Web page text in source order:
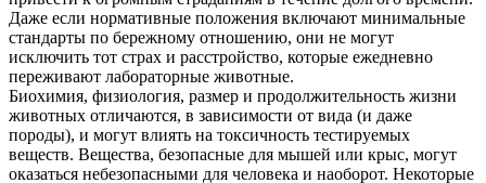
Даже если нормативные положения включают минимальные
стандарты по бережному отношению, они не могут
исключить тот страх и расстройство, которые ежедневно
переживают лабораторные животные.
Биохимия, физиология, размер и продолжительность жизни
животных отличаются, в зависимости от вида (и даже
породы), и могут влиять на токсичность тестируемых
веществ. Вещества, безопасные для мышей или крыс, могут
оказаться небезопасными для человека и наоборот. Некоторые